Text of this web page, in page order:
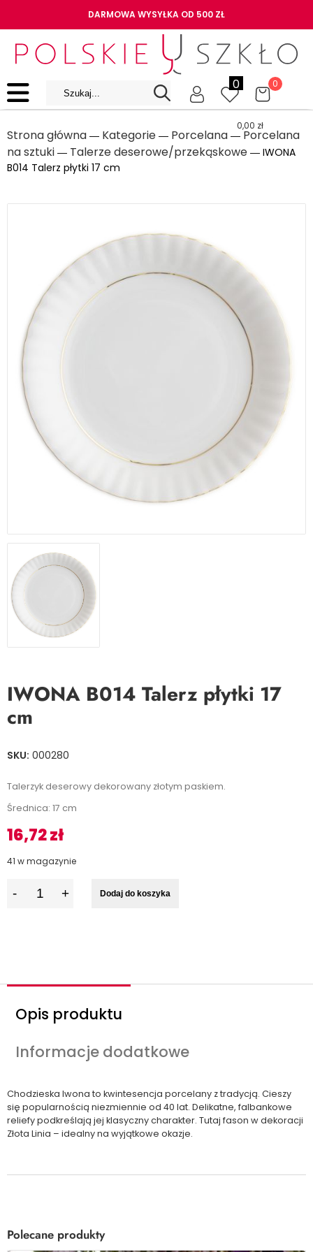
DARMOWA WYSYŁKA OD 500 ZŁ
0 0
0,00 zł
Strona główna ― Kategorie ― Porcelana ― Porcelana
na sztuki ― Talerze deserowe/przekąskowe ― IWONA
B014 Talerz płytki 17 cm
IWONA B014 Talerz płytki 17
cm
SKU: 000280
Talerzyk deserowy dekorowany złotym paskiem.
Średnica: 17 cm
16,72zł
41 w magazynie
Dodaj do koszyka
Opis produktu
Informacje dodatkowe
Chodzieska Iwona to kwintesencja porcelany z tradycją. Cieszy
się popularnością niezmiennie od 40 lat. Delikatne, falbankowe
reliefy podkreślają jej klasyczny charakter. Tutaj fason w dekoracji
Złota Linia – idealny na wyjątkowe okazje.
Polecane produkty